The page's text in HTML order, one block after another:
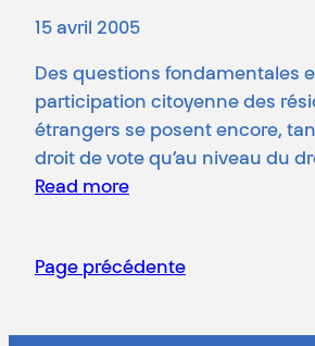
15 avril 2005
Des questions fondamentales
participation citoyenne des
étrangers se posent encore,
droit de vote qu’au niveau du
Read more
Page précédente